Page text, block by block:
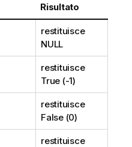
Risultato
restituisce
NULL
restituisce
True (-1)
restituisce
False (0)
restituisce